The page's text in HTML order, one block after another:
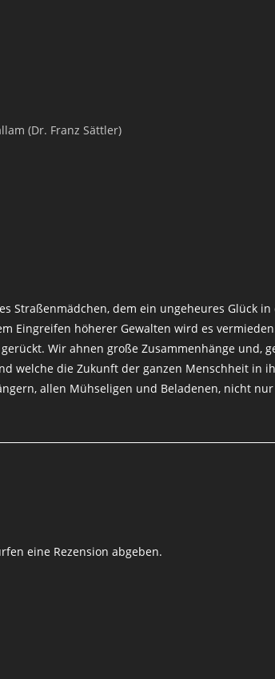
(Dr. Franz Sättler)
Straßenmädchen, dem ein ungeheures Glück
Eingreifen höherer Gewalten wird es
Wir ahnen große Zusammenhänge und,
welche die Zukunft der ganzen Menschheit in
allen Mühseligen und Beladenen, nicht
eine Rezension abgeben.